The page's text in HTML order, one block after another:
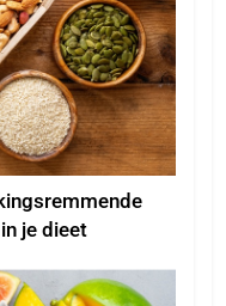
je dieet